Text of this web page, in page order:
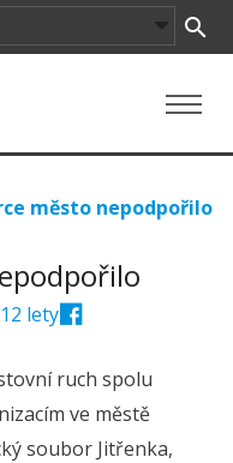
město nepodpořilo
lety
ruch spolu
ve městě
soubor Jitřenka,